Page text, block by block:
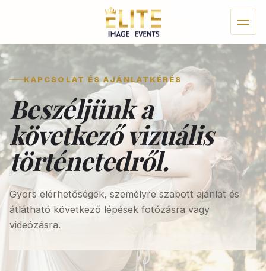
KAPCSOLAT ÉS AJÁNLATKÉRÉS
Beszéljünk a
következő vizuális
történetedről.
Gyors elérhetőségek, személyre szabott ajánlat és
átlátható következő lépések fotózásra vagy
videózásra.